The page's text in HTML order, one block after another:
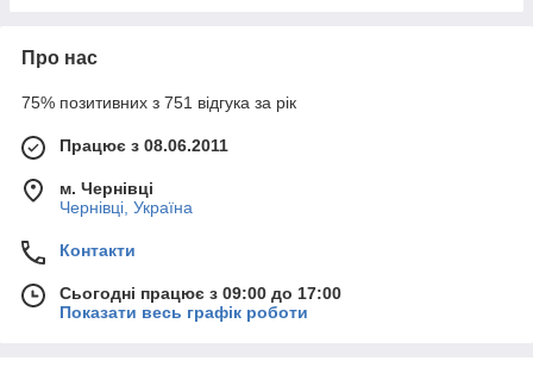
Про нас
75% позитивних з 751 відгука за рік
Працює з 08.06.2011
м. Чернівці
Чернівці, Україна
Контакти
Сьогодні працює з 09:00 до 17:00
Показати весь графік роботи